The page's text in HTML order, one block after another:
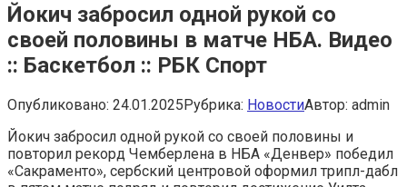
Йокич забросил одной рукой со
своей половины в матче НБА. Видео
:: Баскетбол :: РБК Спорт
Опубликовано: 24.01.2025Рубрика: НовостиАвтор: admin
Йокич забросил одной рукой со своей половины и
повторил рекорд Чемберлена в НБА «Денвер» победил
«Сакраменто», сербский центровой оформил трипл-дабл